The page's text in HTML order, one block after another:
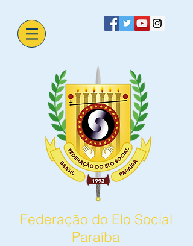
Federação do Elo Social
Paraíba